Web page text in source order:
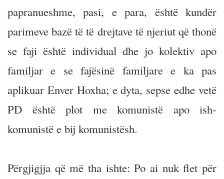
papranueshme, pasi, e para, është kundër
parimeve bazë të të drejtave të njeriut që thonë
se faji është individual dhe jo kolektiv apo
familjar e se fajësinë familjare e ka pas
aplikuar Enver Hoxha; e dyta, sepse edhe vetë
PD është plot me komunistë apo ish-
komunistë e bij komunistësh.
Përgjigjja që më tha ishte: Po ai nuk flet për